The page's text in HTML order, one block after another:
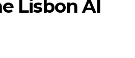
Lisbon AI